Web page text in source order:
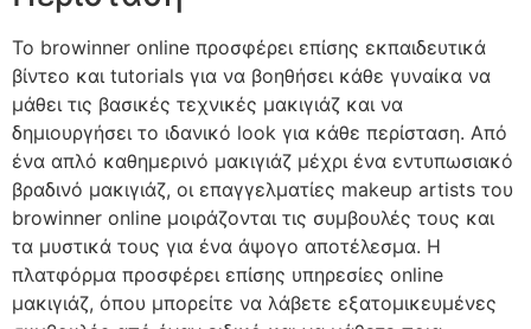
Το browinner online προσφέρει επίσης εκπαιδευτικά
βίντεο και tutorials για να βοηθήσει κάθε γυναίκα να
μάθει τις βασικές τεχνικές μακιγιάζ και να
δημιουργήσει το ιδανικό look για κάθε περίσταση. Από
ένα απλό καθημερινό μακιγιάζ μέχρι ένα εντυπωσιακό
βραδινό μακιγιάζ, οι επαγγελματίες makeup artists του
browinner online μοιράζονται τις συμβουλές τους και
τα μυστικά τους για ένα άψογο αποτέλεσμα. Η
πλατφόρμα προσφέρει επίσης υπηρεσίες online
μακιγιάζ, όπου μπορείτε να λάβετε εξατομικευμένες